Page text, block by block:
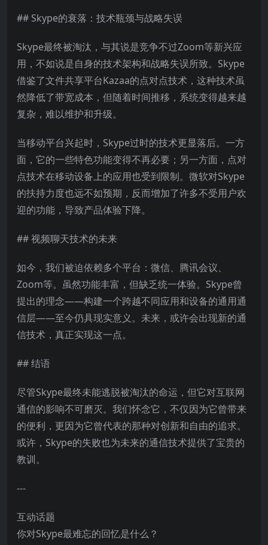
## Skype的衰落：技术瓶颈与战略失误
Skype最终被淘汰，与其说是竞争不过Zoom等新兴应
用，不如说是自身的技术架构和战略失误所致。Skype
借鉴了文件共享平台Kazaa的点对点技术，这种技术虽
然降低了带宽成本，但随着时间推移，系统变得越来越
复杂，难以维护和升级。
当移动平台兴起时，Skype过时的技术更显落后。一方
面，它的一些特色功能变得不再必要；另一方面，点对
点技术在移动设备上的应用也受到限制。微软对Skype
的扶持力度也远不如预期，反而增加了许多不受用户欢
迎的功能，导致产品体验下降。
## 视频聊天技术的未来
如今，我们被迫依赖多个平台：微信、腾讯会议、
Zoom等。虽然功能丰富，但缺乏统一体验。Skype曾
提出的理念——构建一个跨越不同应用和设备的通用通
信层——至今仍具现实意义。未来，或许会出现新的通
信技术，真正实现这一点。
## 结语
尽管Skype最终未能逃脱被淘汰的命运，但它对互联网
通信的影响不可磨灭。我们怀念它，不仅因为它曾带来
的便利，更因为它曾代表的那种对创新和自由的追求。
或许，Skype的失败也为未来的通信技术提供了宝贵的
教训。
---
互动话题
你对Skype最难忘的回忆是什么？